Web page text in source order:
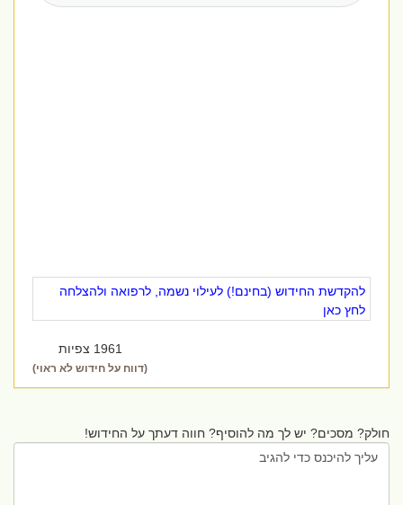
להקדשת החידוש (בחינם!) לעילוי נשמה, לרפואה ולהצלחה
לחץ כאן
1961 צפיות
(דווח על חידוש לא ראוי)
חולק? מסכים? יש לך מה להוסיף? חווה דעתך על החידוש!